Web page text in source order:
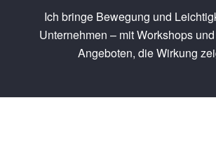
Ich bringe Bewegung und
Unternehmen – mit Workshops
Angeboten, die Wirkung